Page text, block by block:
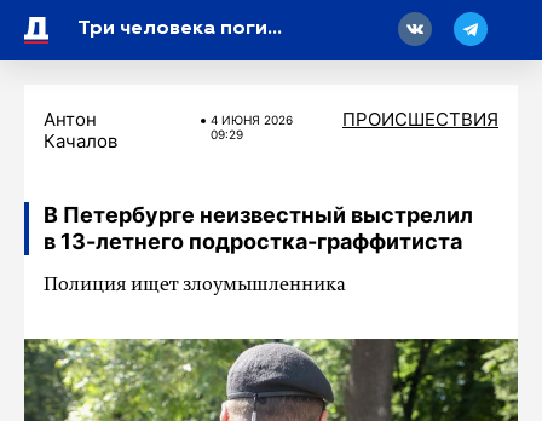
Три человека погибли, еще 7 ранены при ударе ВСУ в Симферополе
Антон
Качалов
4 ИЮНЯ 2026
09:29
ПРОИСШЕСТВИЯ
В Петербурге неизвестный выстрелил
в 13-летнего подростка-граффитиста
Полиция ищет злоумышленника